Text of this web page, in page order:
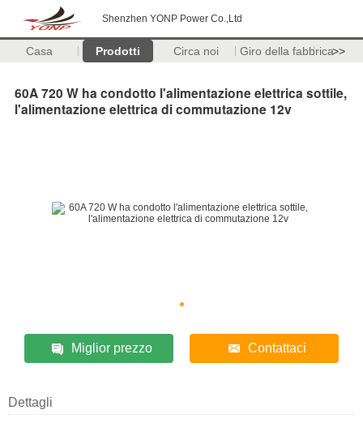
Shenzhen YONP Power Co.,Ltd
Casa Prodotti Circa noi Giro della fabbrica>>
60A 720 W ha condotto l'alimentazione elettrica sottile,
l'alimentazione elettrica di commutazione 12v
Miglior prezzo Contattaci
Dettagli